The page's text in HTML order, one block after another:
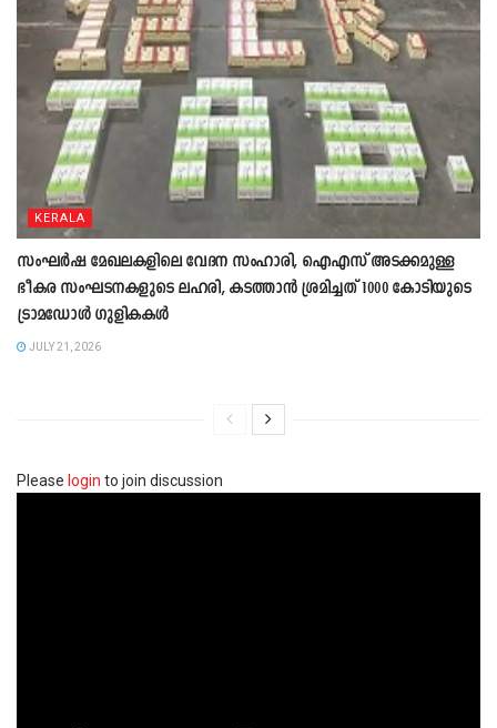
KERALA
സംഘ‍ർഷ മേഖലകളിലെ വേദന സംഹാരി, ഐഎസ് അടക്കമുള്ള
ഭീകര സംഘടനകളുടെ ലഹരി, കടത്താൻ ശ്രമിച്ചത് 1000 കോടിയുടെ
ട്രാമഡോൾ ഗുളികകൾ
JULY 21, 2026
Please login to join discussion